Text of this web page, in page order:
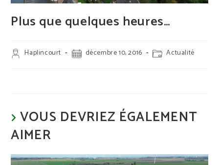
Plus que quelques heures…
Auteur/autrice
de
Haplincourt
Publication
publiée :
décembre 10, 2016
Post Actualité
VOUS DEVRIEZ ÉGALEMENT
AIMER